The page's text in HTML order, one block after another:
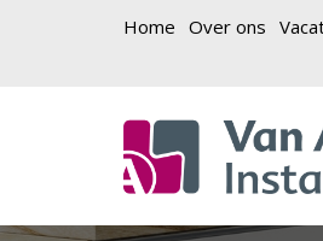
Home Over ons